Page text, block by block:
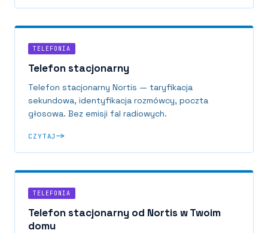
TELEFONIA
Telefon stacjonarny
Telefon stacjonarny Nortis — taryfikacja
sekundowa, identyfikacja rozmówcy, poczta
głosowa. Bez emisji fal radiowych.
CZYTAJ
TELEFONIA
Telefon stacjonarny od Nortis w Twoim
domu